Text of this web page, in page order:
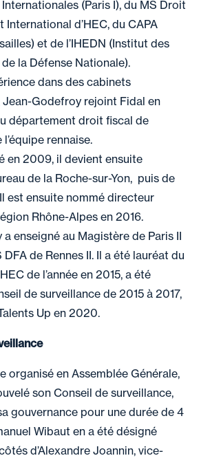
(Paris I), du MS Droit
International d’HEC, du CAPA
et de l’IHEDN (Institut des
la Défense Nationale).
dans des cabinets
Godefroy rejoint Fidal en
département droit fiscal de
rennaise.
en 2009, il devient ensuite
de la Roche-sur-Yon, puis de
est ensuite nommé directeur
Rhône-Alpes en 2016.
enseigné au Magistère de Paris II
DFA de Rennes II. Il a été lauréat du
de l’année en 2015, a été
de surveillance de 2015 à 2017,
Up en 2020.
organisé en Assemblée Générale,
son Conseil de surveillance,
gouvernance pour une durée de 4
Wibaut en a été désigné
d’Alexandre Joannin, vice-